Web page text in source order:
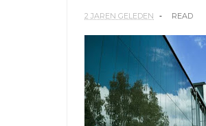
2 JAREN GELEDEN READ